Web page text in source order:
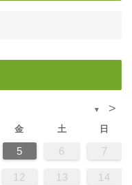
▼ >
金 土 日
5 6 7
12 13 14